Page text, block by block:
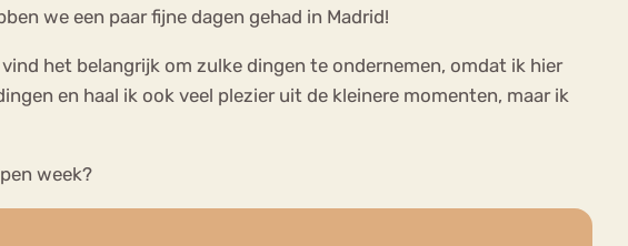
we een paar fijne dagen gehad in Madrid!
het belangrijk om zulke dingen te ondernemen, omdat ik hier
en haal ik ook veel plezier uit de kleinere momenten, maar ik
week?